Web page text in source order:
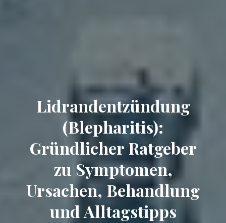
Lidrandentzündung
(Blepharitis):
Gründlicher Ratgeber
zu Symptomen,
Ursachen, Behandlung
und Alltagstipps